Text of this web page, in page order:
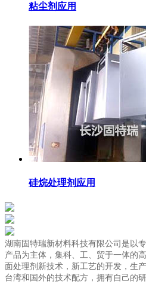
粘尘剂应用
硅烷处理剂应用
湖南固特瑞新材料科技有限公司是以
产品为主体，集科、工、贸于一体的
面处理剂新技术，新工艺的开发，生
台湾和国外的技术配方，拥有自己的